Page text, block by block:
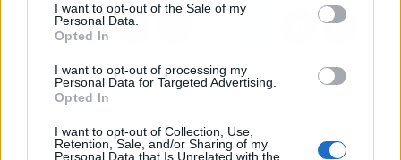
I want to opt-out of the Sale of my
Personal Data.
Opted In
I want to opt-out of processing my
Personal Data for Targeted Advertising.
Opted In
I want to opt-out of Collection, Use,
Retention, Sale, and/or Sharing of my
Personal Data that Is Unrelated with the